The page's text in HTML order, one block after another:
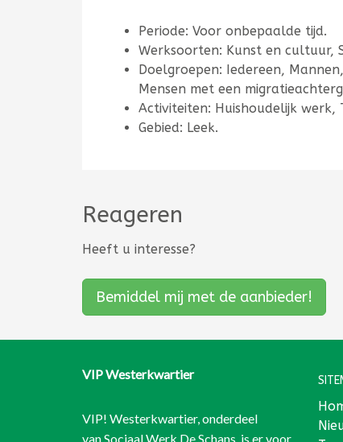
Periode: Voor onbepaalde tijd.
Werksoorten: Kunst en cultuur,
Doelgroepen: Iedereen,
Mensen met een
Activiteiten: Huishoudelijk werk,
Gebied: Leek.
Reageren
Heeft u interesse?
Bemiddel mij met de aanbieder!
VIP Westerkwartier
VIP! Westerkwartier, onderdeel
vanSociaal Werk De Schans , is er voor